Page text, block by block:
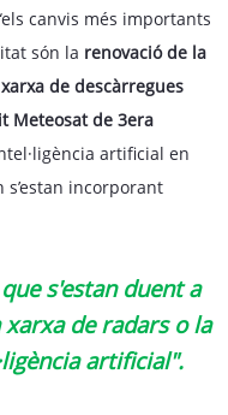
canvis més importants
són la renovació de la
xarxa de descàrregues
Meteosat de 3era
artificial en
incorporant
s'estan duent a
de radars o la
artificial".